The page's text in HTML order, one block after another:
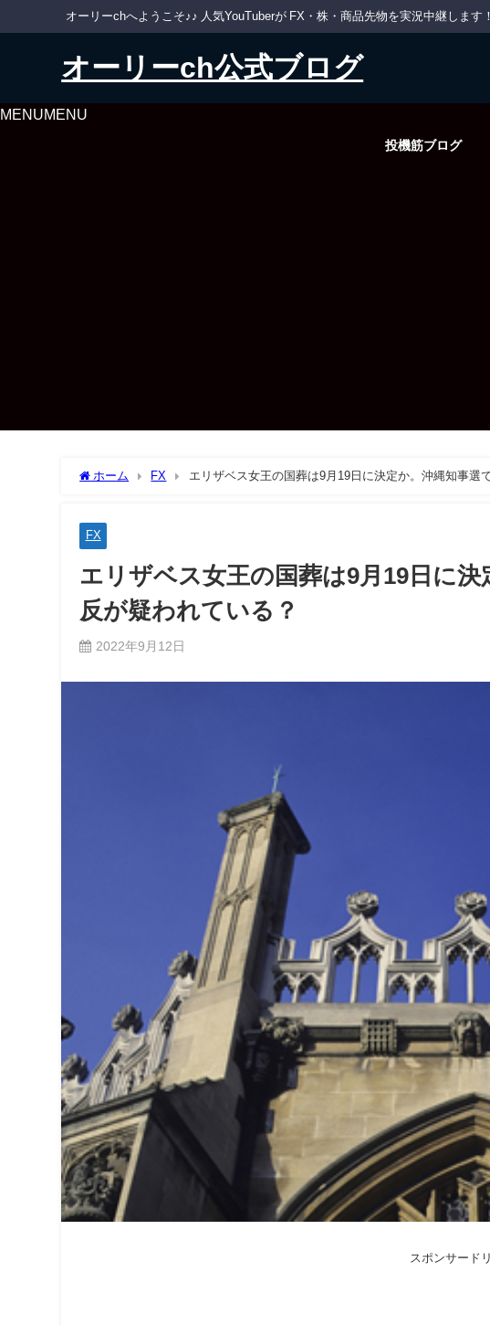
オーリーchへようこそ♪♪ 人気YouTuberが FX・株・商品先物を実況中継します
オーリーch公式ブログ
MENUMENU
投機筋ブログ
ホーム FX エリザベス女王の国葬は9月19日に決定か。沖縄知事選
FX
エリザベス女王の国葬は9月19日に
反が疑われている？
2022年9月12日
スポンサード